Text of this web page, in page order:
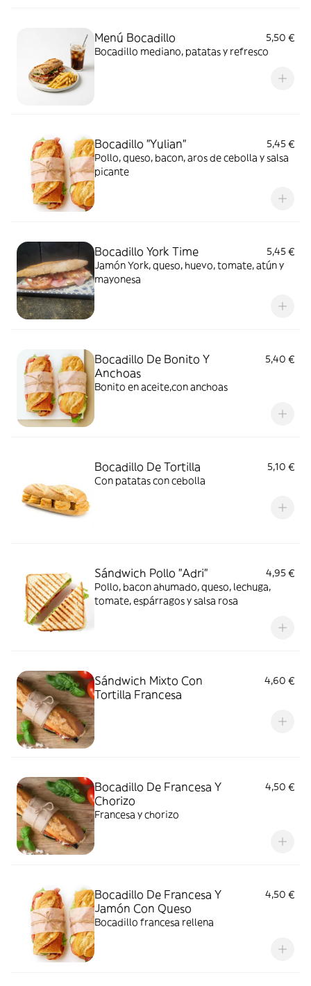
Menú Bocadillo
5,50 €
Bocadillo mediano, patatas y refresco
Bocadillo "Yulian"
5,45 €
Pollo, queso, bacon, aros de cebolla y salsa
picante
Bocadillo York Time
5,45 €
Jamón York, queso, huevo, tomate, atún y
mayonesa
Bocadillo De Bonito Y
Anchoas
5,40 €
Bonito en aceite,con anchoas
Bocadillo De Tortilla
5,10 €
Con patatas con cebolla
Sándwich Pollo "Adri"
4,95 €
Pollo, bacon ahumado, queso, lechuga,
tomate, espárragos y salsa rosa
Sándwich Mixto Con
Tortilla Francesa
4,60 €
Bocadillo De Francesa Y
Chorizo
4,50 €
Francesa y chorizo
Bocadillo De Francesa Y
Jamón Con Queso
4,50 €
Bocadillo francesa rellena